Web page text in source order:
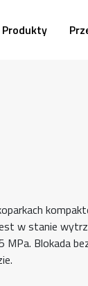
Produkty
w stanie
MPa. Blokada